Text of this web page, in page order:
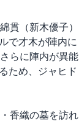
貫（新木優子）
で才木が陣内に
らに陣内が異能
ため、ジャヒド
香織の墓を訪れ